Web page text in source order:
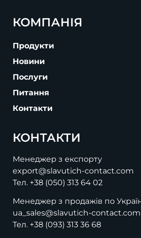
КОМПАНІЯ
Продукти
Новини
Послуги
Питання
Контакти
КОНТАКТИ
Менеджер з експорту
export@slavutich-contact.com
Тел. +38 (050) 313 64 02
Менеджер з продажів по
ua_sales@slavutich-contact.com
Тел. +38 (093) 313 36 68